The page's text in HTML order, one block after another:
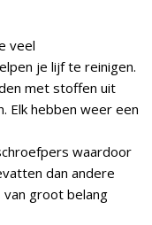
veel
je lijf te reinigen.
met stoffen uit
Elk hebben weer een
waardoor
dan andere
van groot belang